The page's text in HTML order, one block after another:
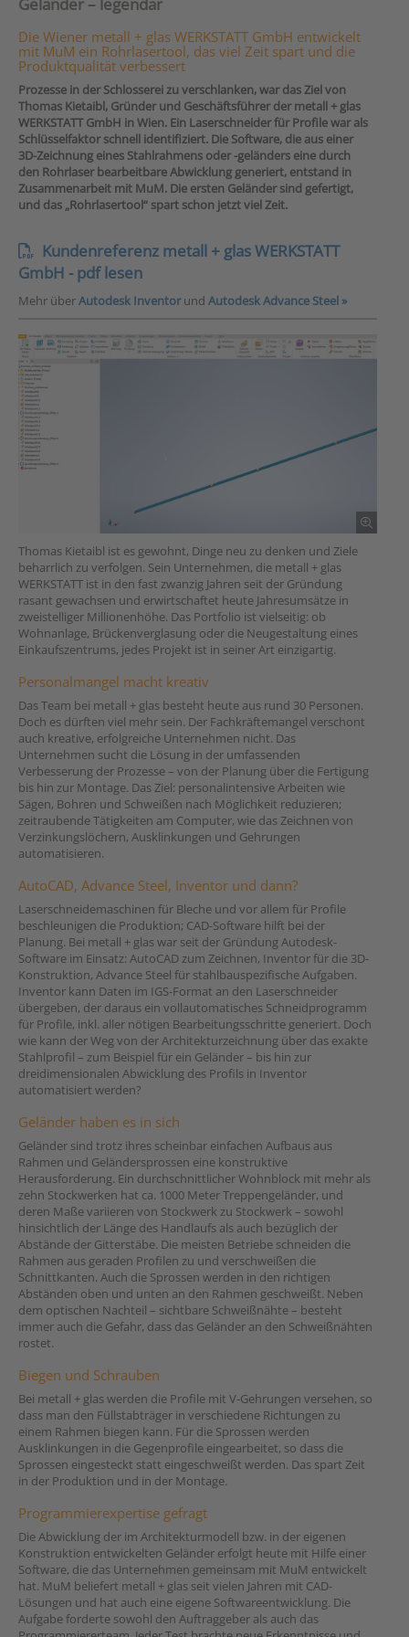
Geländer – legendär
Die Wiener metall + glas WERKSTATT GmbH entwickelt
mit MuM ein Rohrlasertool, das viel Zeit spart und die
Produktqualität verbessert
Prozesse in der Schlosserei zu verschlanken, war das Ziel von
Thomas Kietaibl, Gründer und Geschäftsführer der metall + glas
WERKSTATT GmbH in Wien. Ein Laserschneider für Profile war als
Schlüsselfaktor schnell identifiziert. Die Software, die aus einer
3D-Zeichnung eines Stahlrahmens oder -geländers eine durch
den Rohrlaser bearbeitbare Abwicklung generiert, entstand in
Zusammenarbeit mit MuM. Die ersten Geländer sind gefertigt,
und das „Rohrlasertool“ spart schon jetzt viel Zeit.
Kundenreferenz metall + glas WERKSTATT
GmbH - pdf lesen
Mehr überAutodesk Inventorund Autodesk Advance Steel »
Thomas Kietaibl ist es gewohnt, Dinge neu zu denken und Ziele
beharrlich zu verfolgen. Sein Unternehmen, die metall + glas
WERKSTATT ist in den fast zwanzig Jahren seit der Gründung
rasant gewachsen und erwirtschaftet heute Jahresumsätze in
zweistelliger Millionenhöhe. Das Portfolio ist vielseitig: ob
Wohnanlage, Brückenverglasung oder die Neugestaltung eines
Einkaufszentrums, jedes Projekt ist in seiner Art einzigartig.
Personalmangel macht kreativ
Das Team bei metall + glas besteht heute aus rund 30 Personen.
Doch es dürften viel mehr sein. Der Fachkräftemangel verschont
auch kreative, erfolgreiche Unternehmen nicht. Das
Unternehmen sucht die Lösung in der umfassenden
Verbesserung der Prozesse – von der Planung über die Fertigung
bis hin zur Montage. Das Ziel: personalintensive Arbeiten wie
Sägen, Bohren und Schweißen nach Möglichkeit reduzieren;
zeitraubende Tätigkeiten am Computer, wie das Zeichnen von
Verzinkungslöchern, Ausklinkungen und Gehrungen
automatisieren.
AutoCAD, Advance Steel, Inventor und dann?
Laserschneidemaschinen für Bleche und vor allem für Profile
beschleunigen die Produktion; CAD-Software hilft bei der
Planung. Bei metall + glas war seit der Gründung Autodesk-
Software im Einsatz: AutoCAD zum Zeichnen, Inventor für die 3D-
Konstruktion, Advance Steel für stahlbauspezifische Aufgaben.
Inventor kann Daten im IGS-Format an den Laserschneider
übergeben, der daraus ein vollautomatisches Schneidprogramm
für Profile, inkl. aller nötigen Bearbeitungsschritte generiert. Doch
wie kann der Weg von der Architekturzeichnung über das exakte
Stahlprofil – zum Beispiel für ein Geländer – bis hin zur
dreidimensionalen Abwicklung des Profils in Inventor
automatisiert werden?
Geländer haben es in sich
Geländer sind trotz ihres scheinbar einfachen Aufbaus aus
Rahmen und Geländersprossen eine konstruktive
Herausforderung. Ein durchschnittlicher Wohnblock mit mehr als
zehn Stockwerken hat ca. 1000 Meter Treppengeländer, und
deren Maße variieren von Stockwerk zu Stockwerk – sowohl
hinsichtlich der Länge des Handlaufs als auch bezüglich der
Abstände der Gitterstäbe. Die meisten Betriebe schneiden die
Rahmen aus geraden Profilen zu und verschweißen die
Schnittkanten. Auch die Sprossen werden in den richtigen
Abständen oben und unten an den Rahmen geschweißt. Neben
dem optischen Nachteil – sichtbare Schweißnähte – besteht
immer auch die Gefahr, dass das Geländer an den Schweißnähten
rostet.
Biegen und Schrauben
Bei metall + glas werden die Profile mit V-Gehrungen versehen, so
dass man den Füllstabträger in verschiedene Richtungen zu
einem Rahmen biegen kann. Für die Sprossen werden
Ausklinkungen in die Gegenprofile eingearbeitet, so dass die
Sprossen eingesteckt statt eingeschweißt werden. Das spart Zeit
in der Produktion und in der Montage.
Programmierexpertise gefragt
Die Abwicklung der im Architekturmodell bzw. in der eigenen
Konstruktion entwickelten Geländer erfolgt heute mit Hilfe einer
Software, die das Unternehmen gemeinsam mit MuM entwickelt
hat. MuM beliefert metall + glas seit vielen Jahren mit CAD-
Lösungen und hat auch eine eigene Softwareentwicklung. Die
Aufgabe forderte sowohl den Auftraggeber als auch das